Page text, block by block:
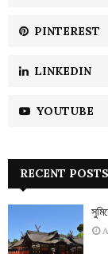
PINTEREST
LINKEDIN
YOUTUBE
RECENT POSTS